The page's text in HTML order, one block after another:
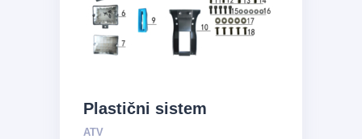
Plastični sistem
ATV